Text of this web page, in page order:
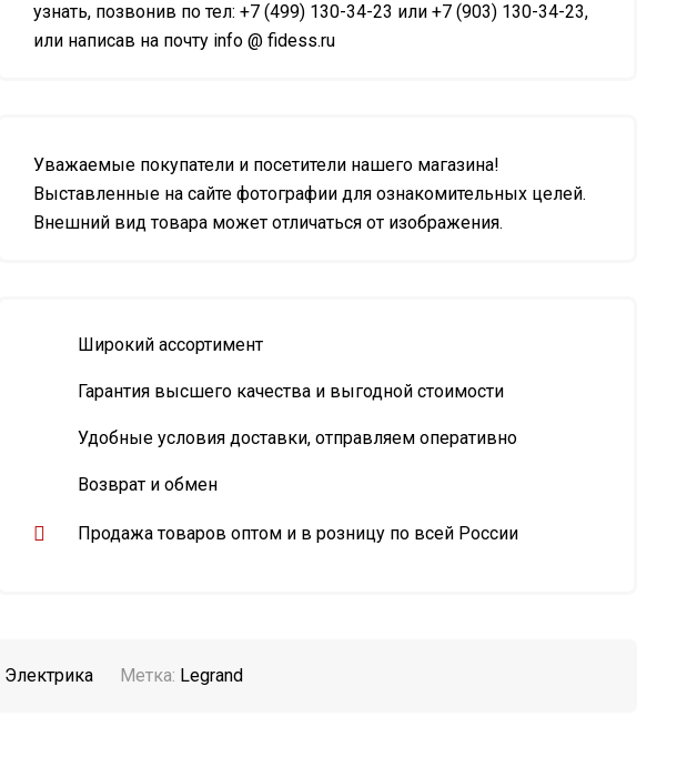
узнать, позвонив по тел: +7 (499) 130-34-23 или +7 (903) 130-34-23,
или написав на почту info @ fidess.ru
Уважаемые покупатели и посетители нашего магазина!
Выставленные на сайте фотографии для ознакомительных целей.
Внешний вид товара может отличаться от изображения.
Широкий ассортимент
Гарантия высшего качества и выгодной стоимости
Удобные условия доставки, отправляем оперативно
Возврат и обмен
Продажа товаров оптом и в розницу по всей России
Электрика Метка: Legrand